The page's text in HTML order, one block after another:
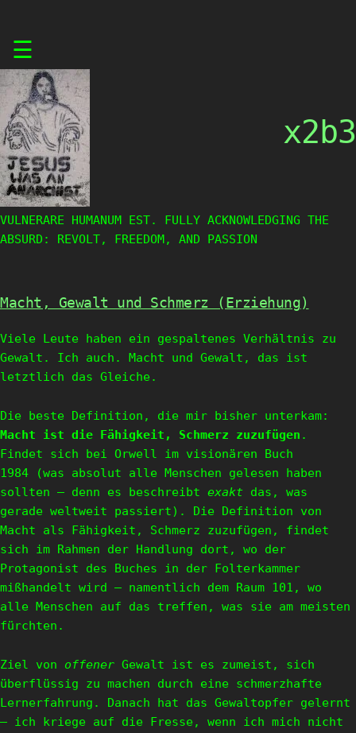
content
☰
x2b3
VULNERARE HUMANUM EST. FULLY ACKNOWLEDGING THE
ABSURD: REVOLT, FREEDOM, AND PASSION
Macht, Gewalt und Schmerz (Erziehung)
Viele Leute haben ein gespaltenes Verhältnis zu
Gewalt. Ich auch. Macht und Gewalt, das ist
letztlich das Gleiche.
Die beste Definition, die mir bisher unterkam:
Macht ist die Fähigkeit, Schmerz zuzufügen .
Findet sich bei Orwell im visionären Buch
1984 (was absolut alle Menschen gelesen haben
sollten – denn es beschreibt exakt das, was
gerade weltweit passiert). Die Definition von
Macht als Fähigkeit, Schmerz zuzufügen, findet
sich im Rahmen der Handlung dort, wo der
Protagonist des Buches in der Folterkammer
mißhandelt wird – namentlich dem Raum 101, wo
alle Menschen auf das treffen, was sie am meisten
fürchten.
Ziel von offener Gewalt ist es zumeist, sich
überflüssig zu machen durch eine schmerzhafte
Lernerfahrung. Danach hat das Gewaltopfer gelernt
– ich kriege auf die Fresse, wenn ich mich nicht